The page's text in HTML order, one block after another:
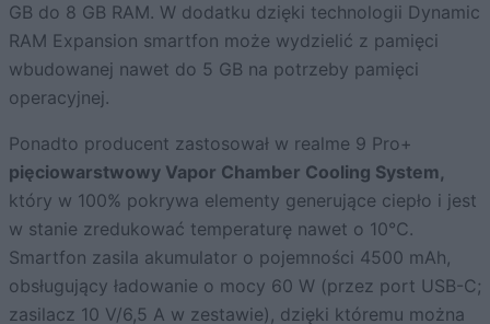
GB do 8 GB RAM. W dodatku dzięki technologii Dynamic
RAM Expansion smartfon może wydzielić z pamięci
wbudowanej nawet do 5 GB na potrzeby pamięci
operacyjnej.
Ponadto producent zastosował w realme 9 Pro+
pięciowarstwowy Vapor Chamber Cooling System,
który w 100% pokrywa elementy generujące ciepło i jest
w stanie zredukować temperaturę nawet o 10℃.
Smartfon zasila akumulator o pojemności 4500 mAh,
obsługujący ładowanie o mocy 60 W (przez port USB-C;
zasilacz 10 V/6,5 A w zestawie), dzięki któremu można